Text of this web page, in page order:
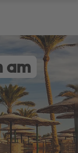
am